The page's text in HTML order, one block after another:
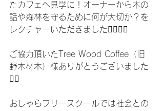
たカフェへ見学に！オーナーから木の
話や森林を守るために何が大切か？を
レクチャーいただきました🙇‍♂️🙇‍♂️
ご協力頂いたTree Wood Coffee（旧
野木材木）様ありがとうございました
🙇‍♂️
おしゃらフリースクールでは社会との